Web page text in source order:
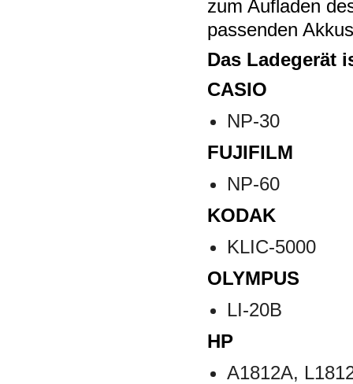
zum Aufladen
passenden
Das Ladegerät
CASIO
NP-30
FUJIFILM
NP-60
KODAK
KLIC-5000
OLYMPUS
LI-20B
HP
A1812A,